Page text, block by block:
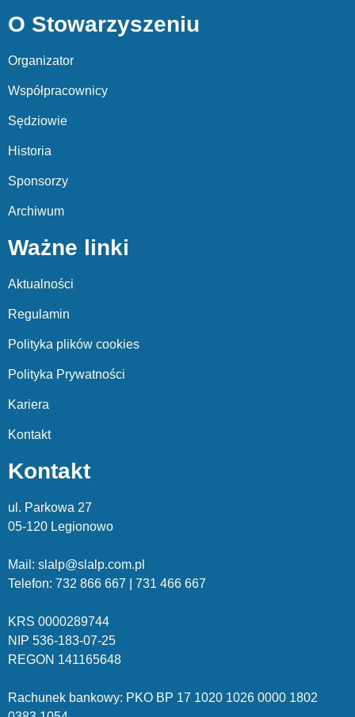
O Stowarzyszeniu
Organizator
Współpracownicy
Sędziowie
Historia
Sponsorzy
Archiwum
Ważne linki
Aktualności
Regulamin
Polityka plików cookies
Polityka Prywatności
Kariera
Kontakt
Kontakt
ul. Parkowa 27
05-120 Legionowo
Mail: slalp@slalp.com.pl
Telefon: 732 866 667 | 731 466 667
KRS 0000289744
NIP 536-183-07-25
REGON 141165648
Rachunek bankowy: PKO BP 17 1020 1026 0000 1802